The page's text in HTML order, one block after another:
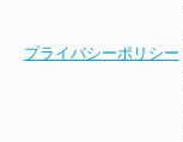
プライバシーポリシー